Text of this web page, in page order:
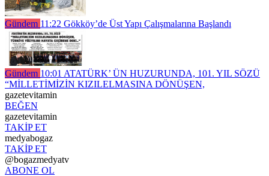
Gündem 11:22 Gökköy’de Üst Yapı Çalışmalarına Başlandı
Gündem 10:01 ATATÜRK’ ÜN HUZURUNDA, 101. YIL SÖZÜ
“MİLLETİMİZİN KIZILELMASINA DÖNÜŞEN,
gazetevitamin
BEĞEN
gazetevitamin
TAKİP ET
medyabogaz
TAKİP ET
@bogazmedyatv
ABONE OL